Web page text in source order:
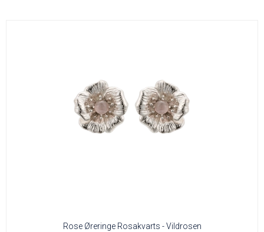
Rose Øreringe Rosakvarts - Vildrosen